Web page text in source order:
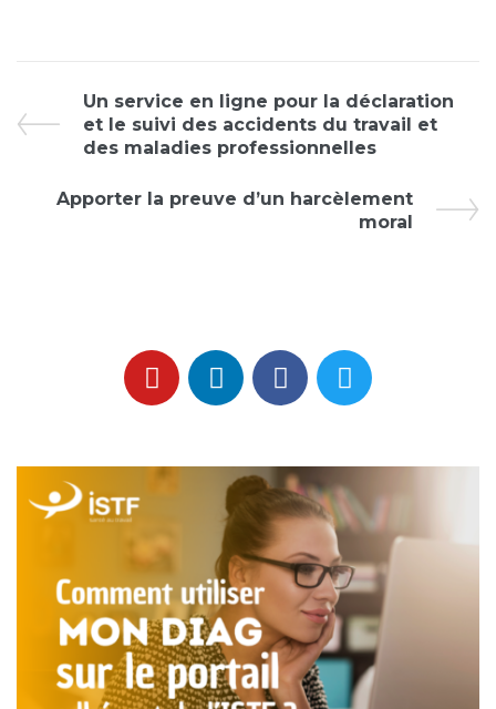
Un service en ligne pour la déclaration
et le suivi des accidents du travail et
des maladies professionnelles
Apporter la preuve d’un harcèlement
moral